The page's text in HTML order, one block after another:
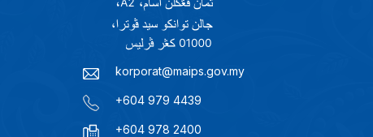
korporat@maips.gov.my
+604 979 4439
+604 978 2400